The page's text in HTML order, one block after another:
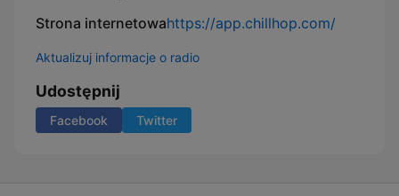
Strona internetowahttps://app.chillhop.com/
Aktualizuj informacje o radio
Udostępnij
Facebook Twitter